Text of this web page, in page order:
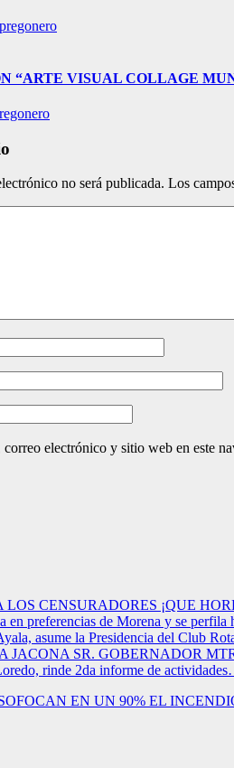
“ARTE VISUAL COLLAGE
no será publicada. Los
electrónico y sitio web en este
LOS CENSURADORES ¡QUE
en preferencias de Morena y se
asume la Presidencia del Club
JACONA SR. GOBERNADOR
rinde 2da informe de
EN UN 90% EL